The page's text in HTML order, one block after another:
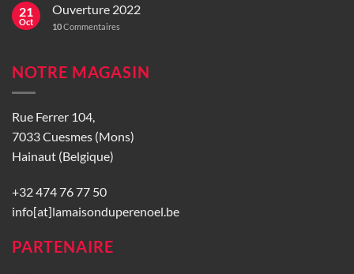
21
Oct
Ouverture 2022
10Commentaires
NOTRE MAGASIN
Rue Ferrer 104,
7033 Cuesmes (Mons)
Hainaut (Belgique)
+32 474 76 77 50
info[at]lamaisonduperenoel.be
PARTENAIRE